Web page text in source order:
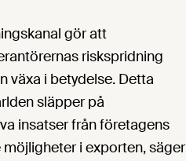
gör att
riskspridning
växa i betydelse. Detta
släpper på
insatser från företagens
i exporten, säger